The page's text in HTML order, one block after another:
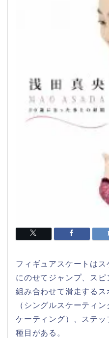
フィギュアスケートは
にのせてジャンプ、ス
組み合わせて滑走する
（シングルスケーティ
ケーティング）、ステ
種目がある。